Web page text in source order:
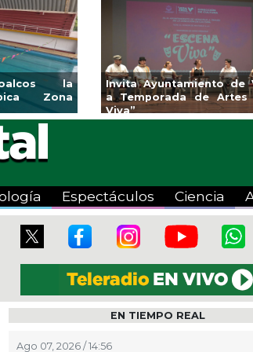
de Veracruz
de Artes “Escena
Aplicará CMAS el
Tandeo durante
Espectáculos Ciencia
EN TIEMPO REAL
Ago 07, 2026 / 14:56